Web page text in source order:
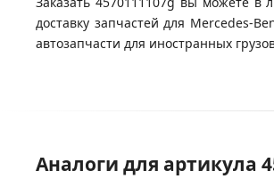
доставку запчастей для Mercedes-
автозапчасти для иностранных
Аналоги для артикула